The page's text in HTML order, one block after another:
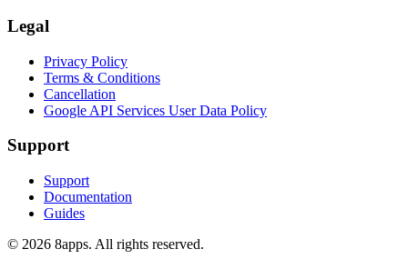
Legal
Privacy Policy
Terms & Conditions
Cancellation
Google API Services User Data Policy
Support
Support
Documentation
Guides
© 2026 8apps. All rights reserved.